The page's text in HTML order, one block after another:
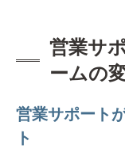
営業サ
ームの
営業サポート
ト